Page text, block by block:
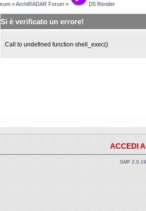
»ArchiRADAR Forum » D5 Render
Si è verificato un errore!
Call to undefined function shell_exec()
ACCEDI
SMF 2.0.19